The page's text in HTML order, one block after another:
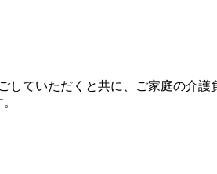
ていただくと共に、ご家庭の介